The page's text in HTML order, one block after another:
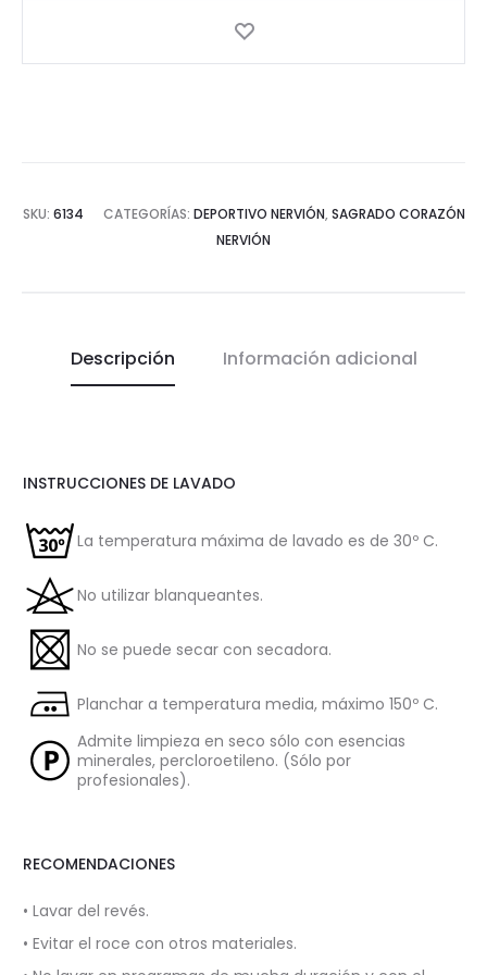
SKU: 6134 CATEGORÍAS: DEPORTIVO NERVIÓN, SAGRADO CORAZÓN
NERVIÓN
Descripción Información adicional
INSTRUCCIONES DE LAVADO
La temperatura máxima de lavado es de 30º C.
No utilizar blanqueantes.
No se puede secar con secadora.
Planchar a temperatura media, máximo 150º C.
Admite limpieza en seco sólo con esencias
minerales, percloroetileno. (Sólo por
profesionales).
RECOMENDACIONES
• Lavar del revés.
• Evitar el roce con otros materiales.